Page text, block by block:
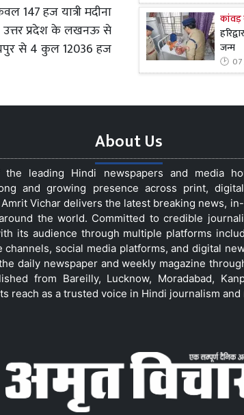
147 हज यात्री मदीना
उत्तर प्रदेश के लखनऊ से
से 4 कुल 12036 हज
कांवड़
जन्म
About Us
leading Hindi newspapers and media
and growing presence across print,
Vichar delivers the latest breaking news,
the world. Committed to credible
its audience through multiple platforms
channels, social media platforms, and digital
daily newspaper and weekly magazine
from Bareilly, Lucknow, Moradabad,
reach as a trusted voice in Hindi journalism and